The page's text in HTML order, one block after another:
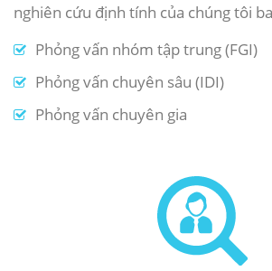
nghiên cứu định tính của chúng tôi
Phỏng vấn nhóm tập trung (FGI)
Phỏng vấn chuyên sâu (IDI)
Phỏng vấn chuyên gia